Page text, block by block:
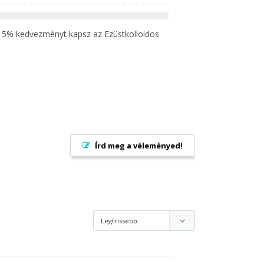
kedvezményt kapsz az Ezüstkolloidos
Írd meg a véleményed!